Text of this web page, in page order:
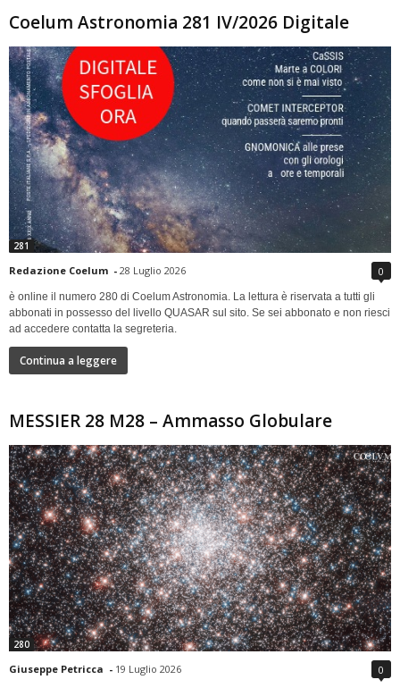
Coelum Astronomia 281 IV/2026 Digitale
281
Redazione Coelum - 28 Luglio 2026 0
è online il numero 280 di Coelum Astronomia. La lettura è riservata a tutti gli
abbonati in possesso del livello QUASAR sul sito. Se sei abbonato e non riesci
ad accedere contatta la segreteria.
Continua a leggere
MESSIER 28 M28 – Ammasso Globulare
280
Giuseppe Petricca - 19 Luglio 2026 0